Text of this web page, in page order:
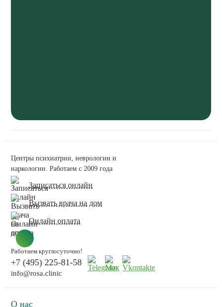
Центры психиатрии, неврологии и
наркологии. Работаем с 2009 года
Записаться онлайн
Вызвать врача на дом
Онлайн оплата
Работаем круглосуточно!
+7 (495) 225-81-58
info@rosa.clinic
О нас